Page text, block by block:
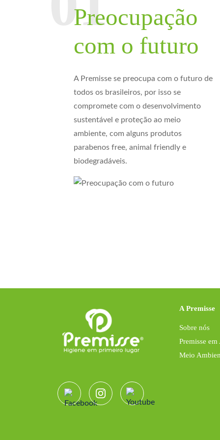
Preocupação
com o futuro
A Premisse se preocupa com o futuro de
todos os brasileiros, por isso se
compromete com o desenvolvimento
sustentável e proteção ao meio
ambiente, com alguns produtos
parabenos free, animal friendly e
biodegradáveis.
A Premisse
Sobre nós
Premisse em
Meio